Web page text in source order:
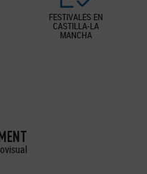
FESTIVALES EN
CASTILLA-LA
MANCHA